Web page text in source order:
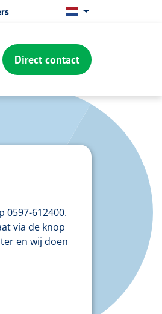
Direct contact
0597-612400.
via de knop
en wij doen